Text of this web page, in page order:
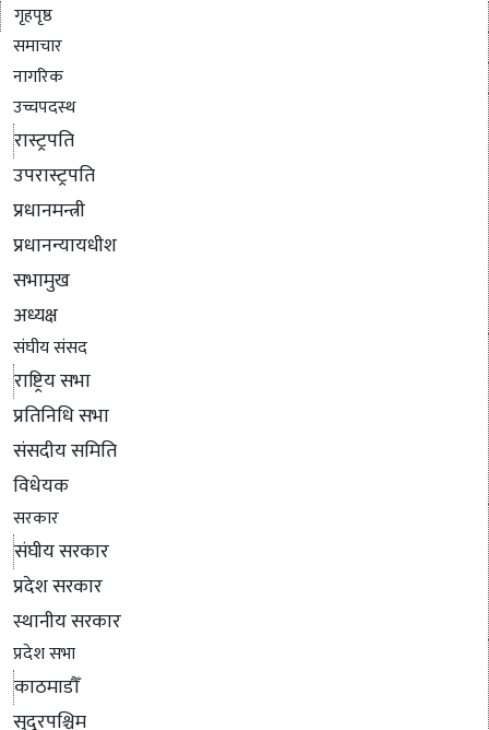
गृहपृष्ठ
समाचार
नागरिक
उच्चपदस्थ
रास्ट्रपति
उपरास्ट्रपति
प्रधानमन्त्री
प्रधानन्यायधीश
सभामुख
अध्यक्ष
संघीय संसद
राष्ट्रिय सभा
प्रतिनिधि सभा
संसदीय समिति
विधेयक
सरकार
संघीय सरकार
प्रदेश सरकार
स्थानीय सरकार
प्रदेश सभा
काठमाडौँ
सुदूरपश्चिम